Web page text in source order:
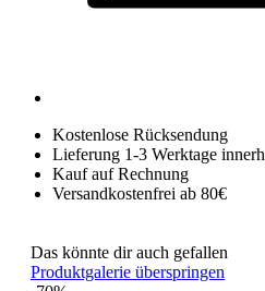
Kostenlose Rücksendung
Lieferung 1-3 Werktage
Kauf auf Rechnung
Versandkostenfrei ab 80€
Das könnte dir auch gefallen
Produktgalerie überspringen